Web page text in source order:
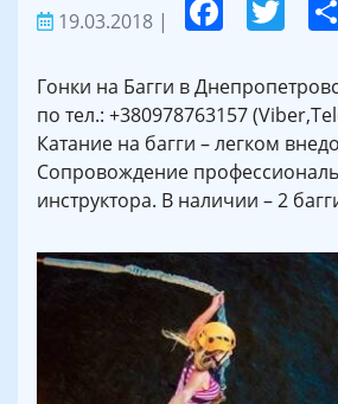
19.03.2018 |
Гонки на Багги в
по тел.: +380978763157
Катание на багги – легком
Сопровождение
инструктора. В наличии – 2